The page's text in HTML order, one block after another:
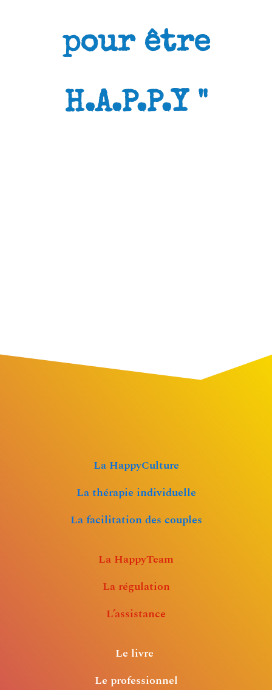
pour être
H.A.P.P.Y "
La HappyCulture
La thérapie individuelle
La facilitation des couples
La HappyTeam
La régulation
L’assistance
Le livre
Le professionnel